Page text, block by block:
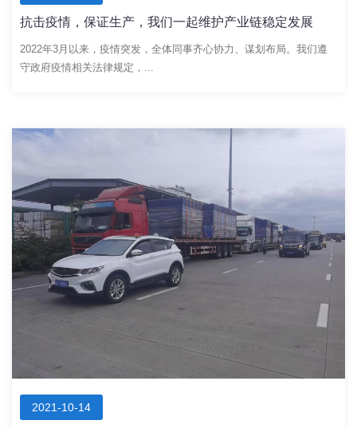
抗击疫情，保证生产，我们一起维护产业链稳定发展
2022年3月以来，疫情突发，全体同事齐心协力、谋划布局。我们遵
守政府疫情相关法律规定，...
2021-10-14